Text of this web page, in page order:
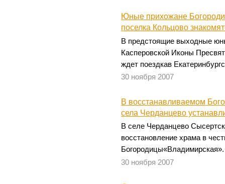
Юные прихожане
поселка Кольцово
В предстоящие выходные
Касперовской Иконы
ждет поездкав
30 ноября 2007
В восстанавливаемом
села Черданцево
В селе Черданцево
восстановление храма в
Богородицы«Владимирская».
30 ноября 2007